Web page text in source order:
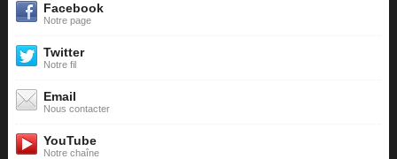
Facebook
Notre page
Twitter
Notre fil
Email
Nous contacter
YouTube
Notre chaîne